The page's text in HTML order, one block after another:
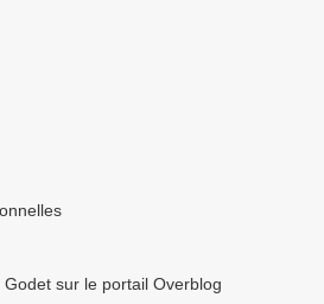
sur le portail Overblog